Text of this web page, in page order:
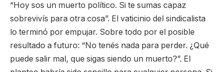
“Hoy sos un muerto político. Si te sumas capaz
sobrevivís para otra cosa”. El vaticinio del sindicalista
lo terminó por empujar. Sobre todo por el posible
resultado a futuro: “No tenés nada para perder. ¿Qué
puede salir mal, que sigas siendo un muerto?”. El